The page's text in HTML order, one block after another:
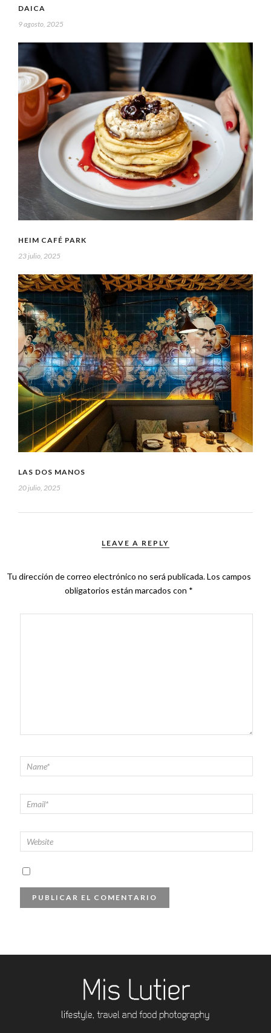
DAICA
9 agosto, 2025
HEIM CAFÉ PARK
23 julio, 2025
LAS DOS MANOS
20 julio, 2025
LEAVE A REPLY
Tu dirección de correo electrónico no será publicada.Los campos
obligatorios están marcados con *